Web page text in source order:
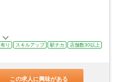
り スキルアップ 駅チカ
店舗数30以上
この求人に興味がある